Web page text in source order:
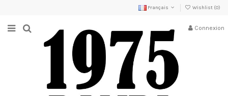
Français Wishlist (0)
Connexion